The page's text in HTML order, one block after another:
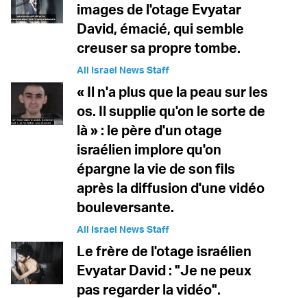
images de l'otage Evyatar
David, émacié, qui semble
creuser sa propre tombe.
All Israel News Staff
« Il n'a plus que la peau sur les
os. Il supplie qu'on le sorte de
là » : le père d'un otage
israélien implore qu'on
épargne la vie de son fils
après la diffusion d'une vidéo
bouleversante.
All Israel News Staff
Le frère de l'otage israélien
Evyatar David : "Je ne peux
pas regarder la vidéo".